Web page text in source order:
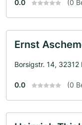
0.0 (0
Ernst
Borsigstr. 14,
0.0 (0